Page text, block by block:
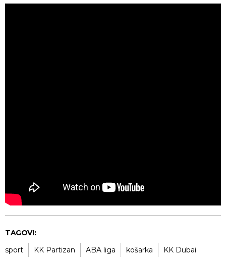
TAGOVI:
sport
KK Partizan ABA liga košarka KK Dubai